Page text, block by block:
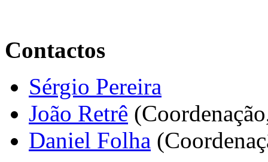
Contactos
Sérgio Pereira
João Retrê
Daniel Folha